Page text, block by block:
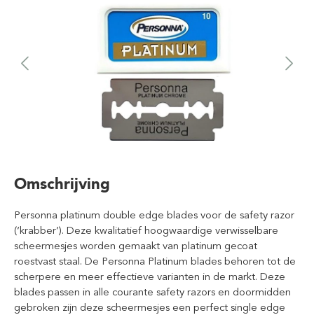
Omschrijving
Personna platinum double edge blades voor de safety razor
(‘krabber’). Deze kwalitatief hoogwaardige verwisselbare
scheermesjes worden gemaakt van platinum gecoat
roestvast staal. De Personna Platinum blades behoren tot de
scherpere en meer effectieve varianten in de markt. Deze
blades passen in alle courante safety razors en doormidden
gebroken zijn deze scheermesjes een perfect single edge